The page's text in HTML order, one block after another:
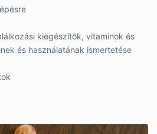
kiegészítők, vitaminok és
és használatának ismertetése